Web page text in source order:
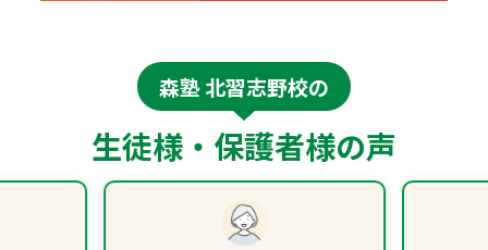
森塾 北習志野校の
生徒様・保護者様の声